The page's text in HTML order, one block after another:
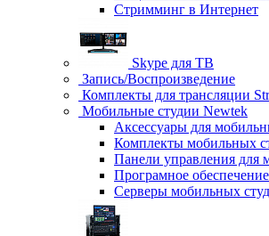
Стримминг в Интернет
Skype для ТВ
Запись/Воспроизведение
Комплекты для трансляции
Мобильные студии Newtek
Аксессуары для
Комплекты мобильных
Панели управления для
Програмное
Серверы мобильных